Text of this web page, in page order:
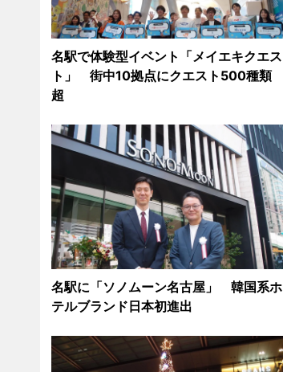
名駅で体験型イベント「メイエキクエス
ト」 街中10拠点にクエスト500種類
超
名駅に「ソノムーン名古屋」 韓国系ホ
テルブランド日本初進出